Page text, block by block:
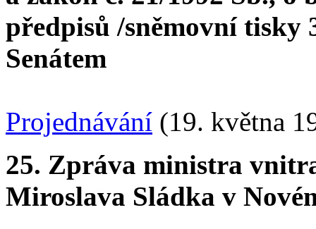
předpisů /sněmovní tisky
Senátem
Projednávání (19. května
25. Zpráva ministra
Miroslava Sládka v